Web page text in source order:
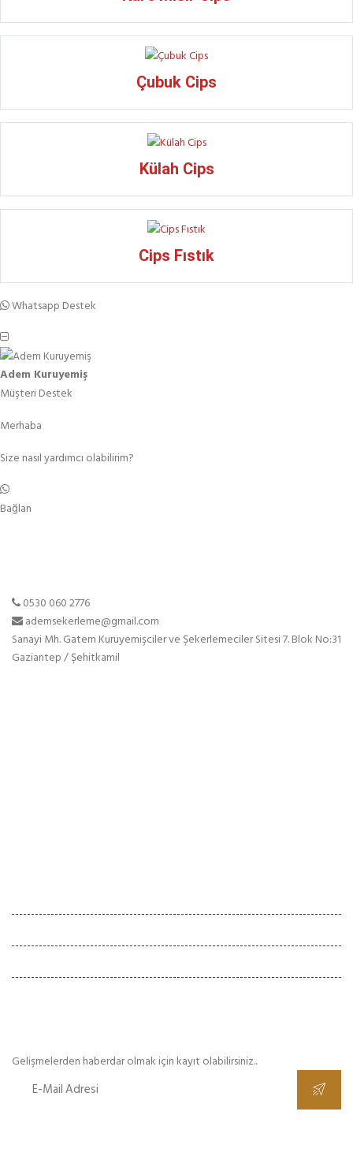
Çubuk Cips
Külah Cips
Cips Fıstık
Whatsapp Destek
Adem Kuruyemiş
Müşteri Destek
Merhaba
Size nasıl yardımcı olabilirim?
Bağlan
0530 060 2776
ademsekerleme@gmail.com
Sanayi Mh. Gatem Kuruyemişciler ve Şekerlemeciler Sitesi 7. Blok No:31
Gaziantep / Şehitkamil
Gelişmelerden haberdar olmak için kayıt olabilirsiniz..